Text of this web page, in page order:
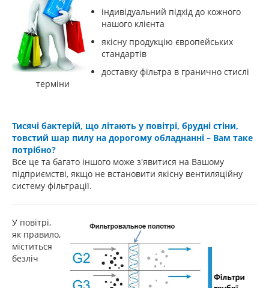
індивідуальний підхід до кожного
нашого клієнта
якісну продукцію європейських
стандартів
доставку фільтра в гранично стислі
терміни
Тисячі бактерій, що літають у повітрі, брудні стіни,
товстий шар пилу на дорогому обладнанні – Вам таке
потрібно?
Все це та багато іншого може з'явитися на Вашому
підприємстві, якщо не встановити якісну вентиляційну
систему фільтрації.
У повітрі,
як правило,
міститься
безліч